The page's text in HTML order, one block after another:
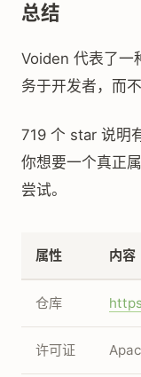
总结
Voiden 代表了一
务于开发者，而
719 个 star 说明
你想要一个真正
尝试。
属性 内容
仓库
许可证